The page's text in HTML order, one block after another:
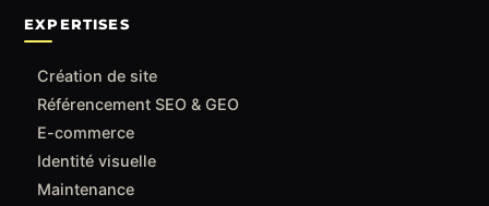
EXPERTISES
Création de site
Référencement SEO & GEO
E-commerce
Identité visuelle
Maintenance